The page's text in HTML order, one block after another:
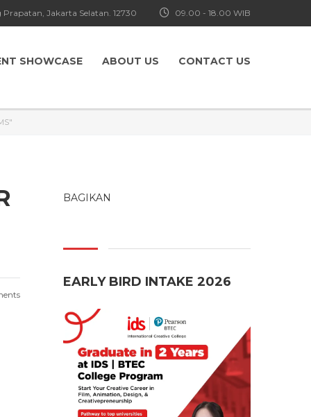
09.00 - 18.00 WIB
Jakarta Selatan. 12730
SHOWCASE ABOUT US CONTACT US
BAGIKAN
EARLY BIRD INTAKE 2026